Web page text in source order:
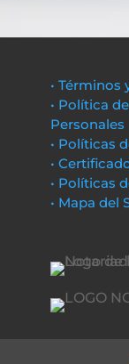
• Términos
• Política
Personales
• Políticas
•
• Políticas
• Mapa del